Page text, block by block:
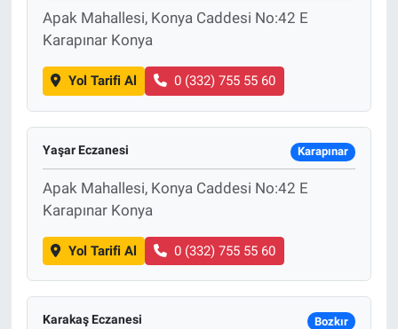
Apak Mahallesi, Konya Caddesi No:42 E
Karapınar Konya
Yol Tarifi Al 0 (332) 755 55 60
Yaşar Eczanesi Karapınar
Apak Mahallesi, Konya Caddesi No:42 E
Karapınar Konya
Yol Tarifi Al 0 (332) 755 55 60
Karakaş Eczanesi Bozkır